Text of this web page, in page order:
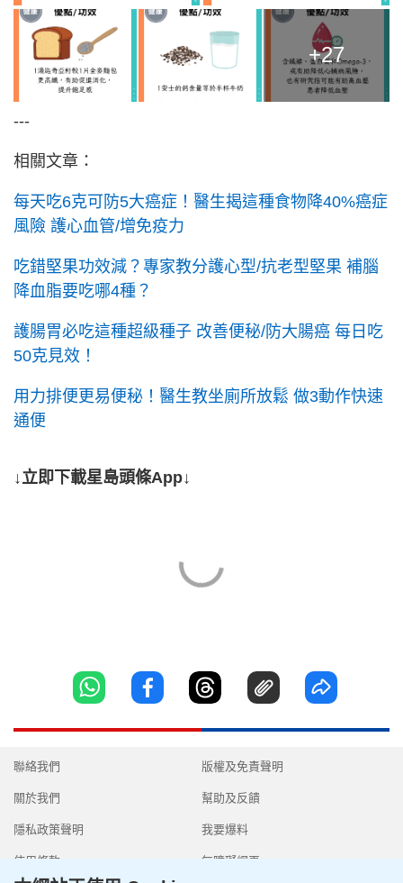
+27
---
相關文章：
每天吃6克可防5大癌症！醫生揭這種食物降40%癌症
風險 護心血管/增免疫力
吃錯堅果功效減？專家教分護心型/抗老型堅果 補腦
降血脂要吃哪4種？
護腸胃必吃這種超級種子 改善便秘/防大腸癌 每日吃
50克見效！
用力排便更易便秘！醫生教坐廁所放鬆 做3動作快速
通便
↓立即下載星島頭條App↓
聯絡我們
關於我們
隱私政策聲明
使用條款
版權及免責聲明
幫助及反饋
我要爆料
無障礙網頁